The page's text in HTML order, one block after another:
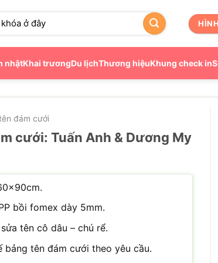
nhậtKhai trươngDu lịchThương hiệuKhung check in
đám cưới
cưới: Tuấn Anh & Dương My
bồi fomex dày 5mm.
tên cô dâu – chú rể.
bảng tên đám cưới theo yêu cầu.